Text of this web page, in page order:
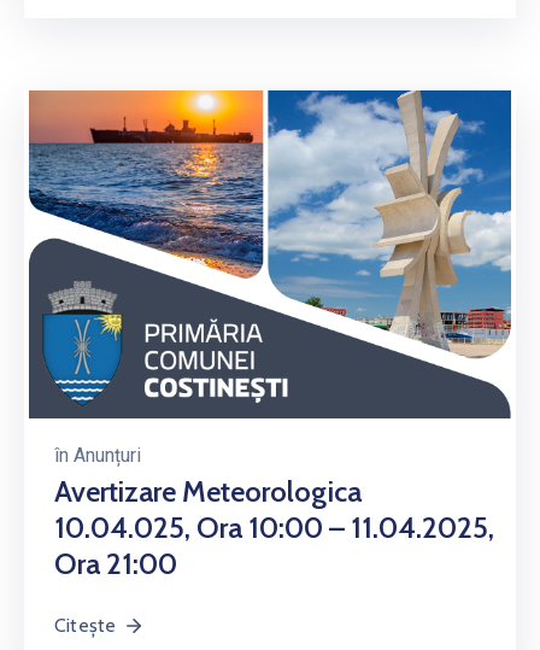
în Anunțuri
Avertizare Meteorologica
10.04.025, Ora 10:00 – 11.04.2025,
Ora 21:00
Citește